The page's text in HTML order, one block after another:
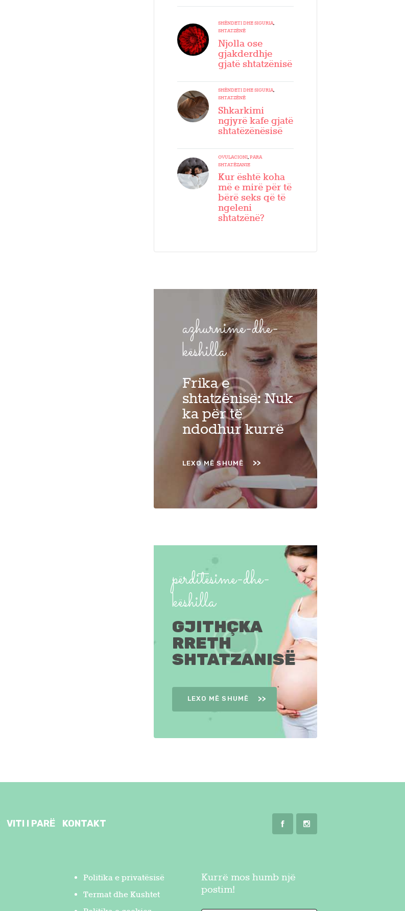
SHËNDETI DHE SIGURIA,
SHTATZËNË
Njolla ose
gjakderdhje
gjatë shtatzënisë
SHËNDETI DHE SIGURIA,
SHTATZËNË
Shkarkimi
ngjyrë kafe gjatë
shtatëzënësisë
OVULACIONI,PARA
SHTATËZANIE
Kur është koha
më e mirë për të
bërë seks që të
ngeleni
shtatzënë?
azhurnime-dhe-
këshilla
Frika e
shtatzënisë: Nuk
ka për të
ndodhur kurrë
LEXO MË SHUMË
përditësime-dhe-
këshilla
GJITHÇKA
RRETH
SHTATZANISË
LEXO MË SHUMË
VITI I PARË KONTAKT
Politika e privatësisë
Termat dhe Kushtet
Kurrë mos humb një
postim!